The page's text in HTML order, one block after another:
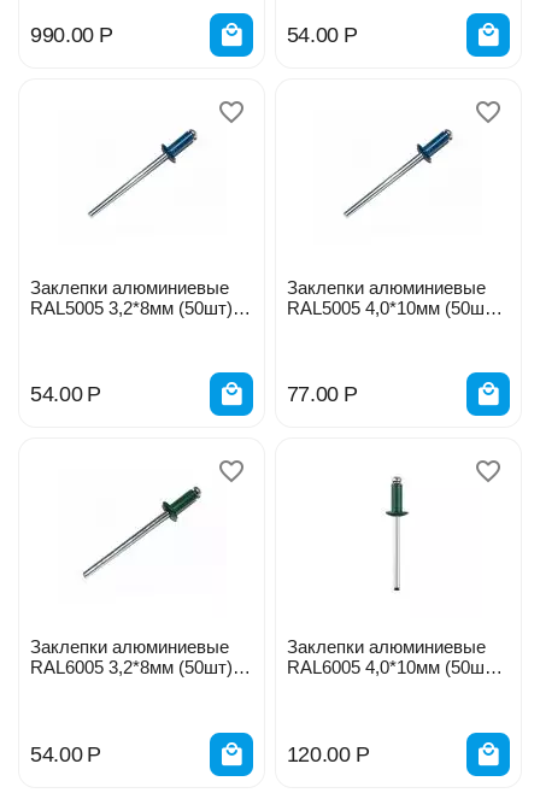
990.00 Р 54.00 Р
Заклепки алюминиевые
RAL5005 3,2*8мм (50шт)
54.00 Р
Заклепки алюминиевые
RAL5005 4,0*10мм (50шт)
77.00 Р
Заклепки алюминиевые
RAL6005 3,2*8мм (50шт)
54.00 Р
Заклепки алюминиевые
RAL6005 4,0*10мм (50шт)
120.00 Р